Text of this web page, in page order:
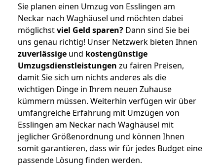
Sie planen einen Umzug von Esslingen am
Neckar nach Waghäusel und möchten dabei
möglichstviel Geld sparen? Dann sind Sie bei
uns genau richtig! Unser Netzwerk bieten Ihnen
zuverlässige und kostengünstige
Umzugsdienstleistungen zu fairen Preisen,
damit Sie sich um nichts anderes als die
wichtigen Dinge in Ihrem neuen Zuhause
kümmern müssen. Weiterhin verfügen wir über
umfangreiche Erfahrung mit Umzügen von
Esslingen am Neckar nach Waghäusel mit
jeglicher Größenordnung und können Ihnen
somit garantieren, dass wir für jedes Budget eine
passende Lösung finden werden.